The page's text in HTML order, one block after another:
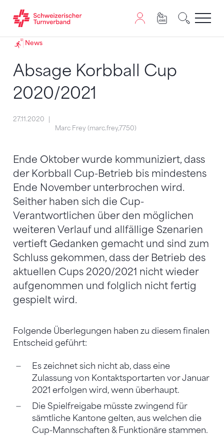
Zum Inhalt springen
Zur Sitemap navigieren
Zum Navigieren dieser Seite wird JavaScript benötigt.
News
Absage Korbball Cup
2020/2021
27.11.2020
Marc Frey (marc.frey,7750)
Ende Oktober wurde kommuniziert, dass
der Korbball Cup-Betrieb bis mindestens
Ende November unterbrochen wird.
Seither haben sich die Cup-
Verantwortlichen über den möglichen
weiteren Verlauf und allfällige Szenarien
vertieft Gedanken gemacht und sind zum
Schluss gekommen, dass der Betrieb des
aktuellen Cups 2020/2021 nicht wieder
aufgenommen und folglich nicht fertig
gespielt wird.
Folgende Überlegungen haben zu diesem finalen
Entscheid geführt:
Es zeichnet sich nicht ab, dass eine
Zulassung von Kontaktsportarten vor Januar
2021 erfolgen wird, wenn überhaupt.
Die Spielfreigabe müsste zwingend für
sämtliche Kantone gelten, aus welchen die
Cup-Mannschaften & Funktionäre stammen.